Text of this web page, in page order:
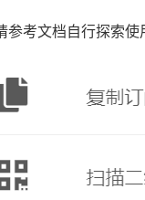
参考文档自行探索使